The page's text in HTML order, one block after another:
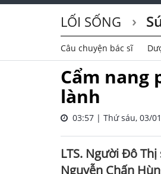
LỐI SỐNG
Câu chuyện bác sĩ
Cẩm
lành
03:57 | Thứ sáu, 03/
LTS. Người Đô
Nguyễn Chấn